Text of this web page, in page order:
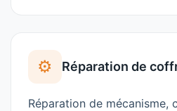
⚙️ Réparation de
Réparation de mécanisme,